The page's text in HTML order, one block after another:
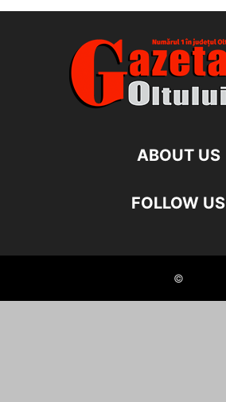
ABOUT US
FOLLOW US
©